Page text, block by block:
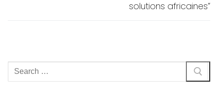
solutions africaines”
Rechercher
: